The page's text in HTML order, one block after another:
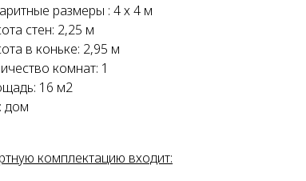
размеры : 4 х 4 м
стен: 2,25 м
в коньке: 2,95 м
комнат: 1
16 м2
дом
комплектацию входит: